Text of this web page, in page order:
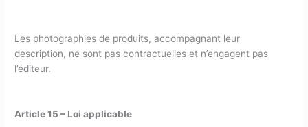
Les photographies de produits, accompagnant leur
description, ne sont pas contractuelles et n’engagent pas
l’éditeur.
Article 15 – Loi applicable